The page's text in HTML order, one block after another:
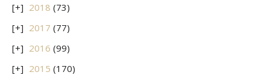
2018 (73)
2017 (77)
2016 (99)
2015 (170)